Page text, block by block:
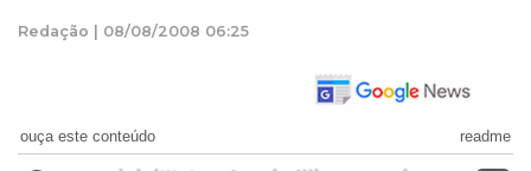
Redação | 08/08/2008 06:25
ouça este conteúdo readme